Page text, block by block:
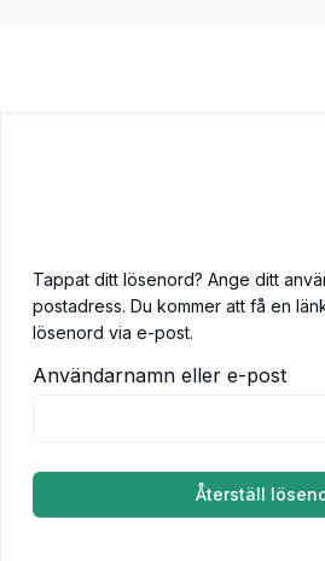
Tappat ditt lösenord? Ange ditt
postadress. Du kommer att få en
lösenord via e-post.
Användarnamn eller e-post
Återställ